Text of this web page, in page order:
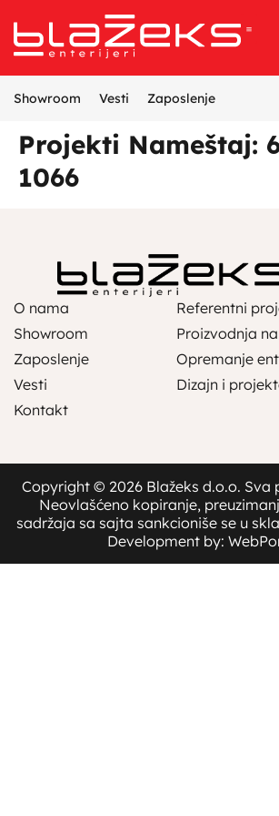
Showroom Vesti Zaposlenje
Projekti Nameštaj:
1066
O nama
Showroom
Zaposlenje
Vesti
Kontakt
Referentni
Proizvodnja
Opremanje
Dizajn i
Copyright © 2026 Blažeks d.o.o. Sva
Neovlašćeno kopiranje,
sadržaja sa sajta sankcioniše se u
Development by: